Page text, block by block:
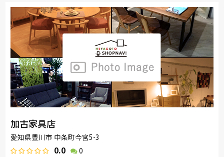
加古家具店
愛知県豊川市 中条町今宮5-3
0.0 0